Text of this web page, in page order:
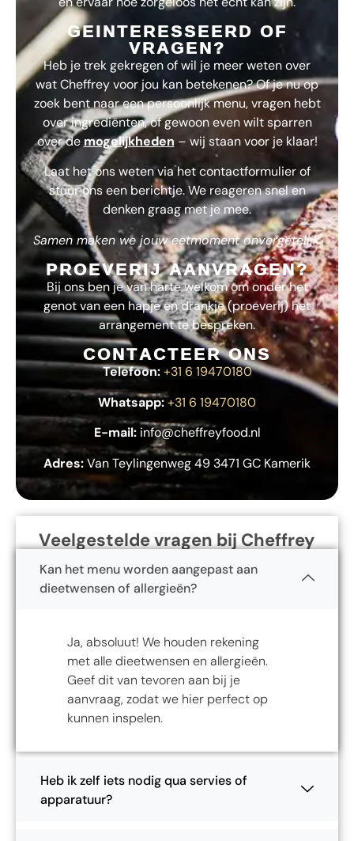
GEINTERESSEERD OF
VRAGEN?
Heb je trek gekregen of wil je meer weten over
watCheffreyvoor jou kan betekenen? Of je nu op
zoek bent naar een persoonlijk menu, vragen hebt
over ingrediënten, of gewoon even wilt sparren
over demogelijkheden – wij staan voor je klaar!
Laat het ons weten via het contactformulier of
stuur ons een berichtje. We reageren snel en
denken graag met je mee.
Samen maken we jouw eetmoment onvergetelijk.
PROEVERIJ AANVRAGEN?
Bij ons ben je van harte welkom om onder het
genot van een hapje en drankje (proeverij) het
arrangement te bespreken.
CONTACTEER ONS
Telefoon: +31 6 19470180
Whatsapp:+31 6 19470180
E-mail: info@cheffreyfood.nl
Adres:Van Teylingenweg 49 3471 GC Kamerik
Veelgestelde vragen bij Cheffrey
Kan het menu worden aangepast aan
dieetwensen of allergieën?
Ja, absoluut! We houden rekening
met alle dieetwensen en allergieën.
Geef dit van tevoren aan bij je
aanvraag, zodat we hier perfect op
kunnen inspelen.
Heb ik zelf iets nodig qua servies of
apparatuur?